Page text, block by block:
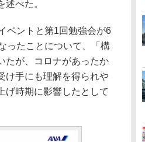
べた。
ベントと第1回勉強会が6
ったことについて、「構
たが、コロナがあったか
け手にも理解を得られや
げ時期に影響したとして